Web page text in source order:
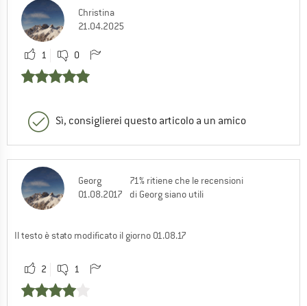
Christina
21.04.2025
1 0
Sì, consiglierei questo articolo a un amico
Georg
01.08.2017
71% ritiene che le recensioni
di Georg siano utili
Il testo è stato modificato il giorno 01.08.17
2 1